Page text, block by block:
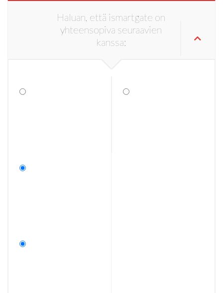
Haluan, että ismartgate on
yhteensopiva seuraavien
kanssa: